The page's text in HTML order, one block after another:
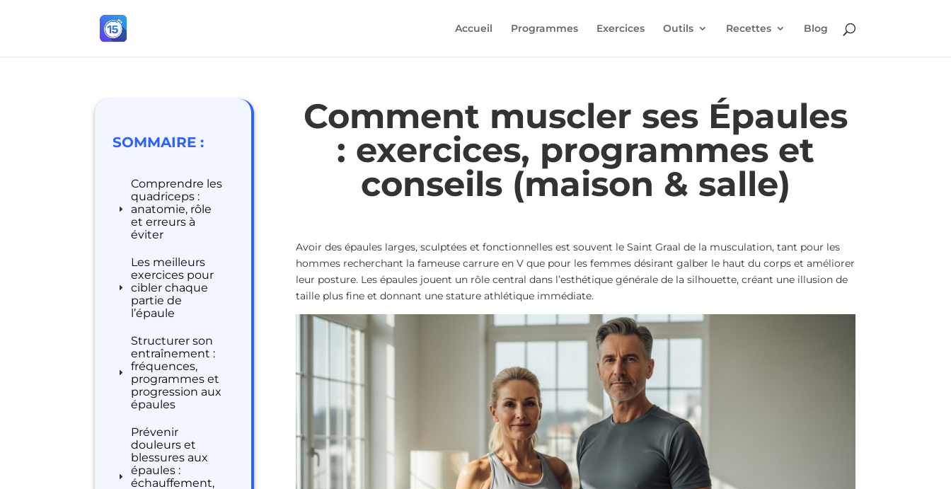
Accueil Programmes Exercices Outils Recettes Blog
SOMMAIRE :
Comprendre les
quadriceps :
anatomie, rôle
et erreurs à
éviter
Les meilleurs
exercices pour
cibler chaque
partie de
l’épaule
Structurer son
entraînement :
fréquences,
programmes et
progression aux
épaules
Prévenir
douleurs et
blessures aux
épaules :
échauffement,
Comment muscler ses Épaules
: exercices, programmes et
conseils (maison & salle)
Avoir des épaules larges, sculptées et fonctionnelles est souvent le Saint Graal de la musculation, tant pour les
hommes recherchant la fameuse carrure en V que pour les femmes désirant galber le haut du corps et améliorer
leur posture. Les épaules jouent un rôle central dans l’esthétique générale de la silhouette, créant une illusion de
taille plus fine et donnant une stature athlétique immédiate.